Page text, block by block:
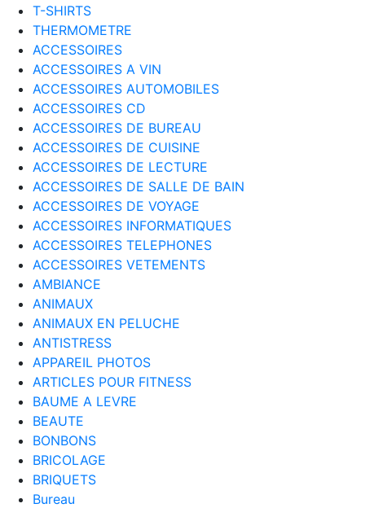
T-SHIRTS
THERMOMETRE
ACCESSOIRES
ACCESSOIRES A VIN
ACCESSOIRES AUTOMOBILES
ACCESSOIRES CD
ACCESSOIRES DE BUREAU
ACCESSOIRES DE CUISINE
ACCESSOIRES DE LECTURE
ACCESSOIRES DE SALLE DE BAIN
ACCESSOIRES DE VOYAGE
ACCESSOIRES INFORMATIQUES
ACCESSOIRES TELEPHONES
ACCESSOIRES VETEMENTS
AMBIANCE
ANIMAUX
ANIMAUX EN PELUCHE
ANTISTRESS
APPAREIL PHOTOS
ARTICLES POUR FITNESS
BAUME A LEVRE
BEAUTE
BONBONS
BRICOLAGE
BRIQUETS
Bureau